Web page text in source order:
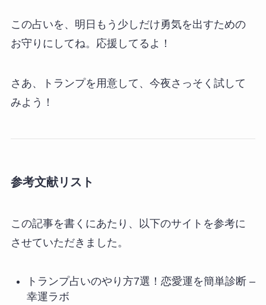
この占いを、明日もう少しだけ勇気を出すための
お守りにしてね。応援してるよ！
さあ、トランプを用意して、今夜さっそく試して
みよう！
参考文献リスト
この記事を書くにあたり、以下のサイトを参考に
させていただきました。
トランプ占いのやり方7選！恋愛運を簡単診断 –
幸運ラボ